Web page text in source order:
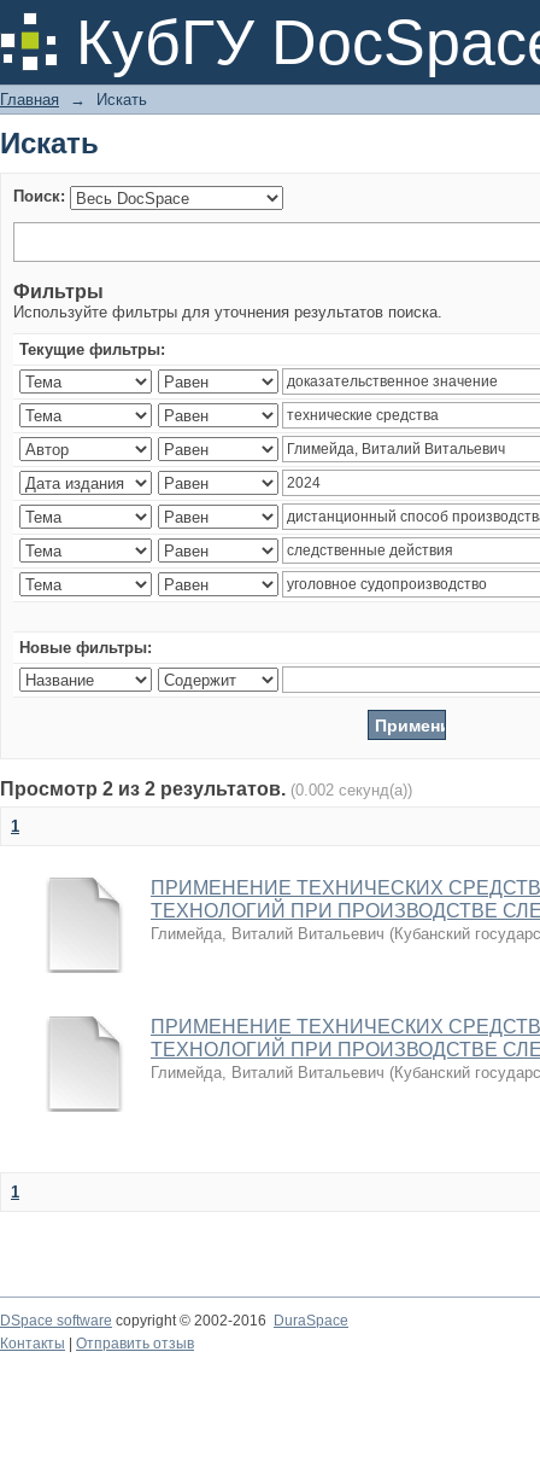
КубГУ
Искать
Главная → Искать
Искать
Поиск:
Фильтры
Используйте фильтры для уточнения результатов поиска.
Текущие фильтры:
Новые фильтры:
Просмотр 2 из 2 результатов. (0.002 секунд(а))
1
ПРИМЕНЕНИЕ ТЕХНИЧЕСКИХ
ТЕХНОЛОГИЙ ПРИ ПРОИЗВОДСТВЕ
Глимейда, Виталий Витальевич (Кубанский
ПРИМЕНЕНИЕ ТЕХНИЧЕСКИХ
ТЕХНОЛОГИЙ ПРИ ПРОИЗВОДСТВЕ
Глимейда, Виталий Витальевич (Кубанский
1
DSpace software copyright © 2002-2016
DuraSpace
Контакты
Отправить отзыв